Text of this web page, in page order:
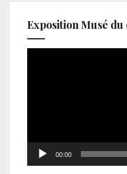
Exposition Musé
00:00